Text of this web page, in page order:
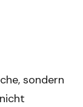
sondern